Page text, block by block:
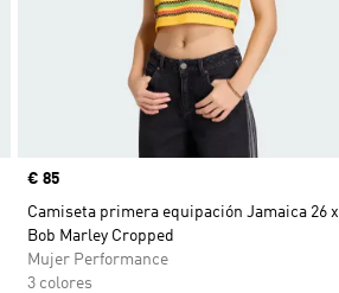
Precio
€ 85
Camiseta primera equipación Jamaica 26 x
Bob Marley Cropped
Mujer Performance
3 colores